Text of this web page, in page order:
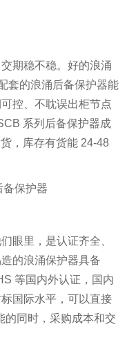
期稳不稳。好的浪涌
套的浪涌后备保护器能
控、不耽误出柜节点
系列后备保护器成
，库存有货能 24-48
眼里，是认证齐全、
的浪涌保护器具备
等国内外认证，国内
国际水平，可以直接
的同时，采购成本和交